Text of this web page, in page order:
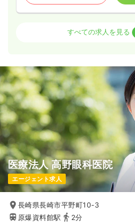
正・准看護師
給与 お問い合わせください
時間 9:00～17:30
日祝休み
4週8休以上 担当業務未
新卒可
第二新卒可
気になる
日勤のみ（パート）
給与 時給1,200〜1,400円
時間 9:00～17:30
日祝休み
担当業務未経験可
第二新卒可
時給1,400円以上可
すべての求人を見る
医療法人 高野眼科医院
エージェント求人
長崎県長崎市平野町10-3
原爆資料館駅
2分